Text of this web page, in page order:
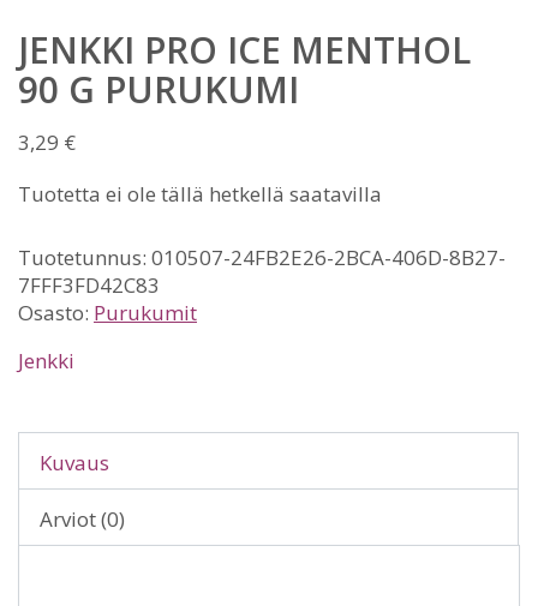
JENKKI PRO ICE MENTHOL
90 G PURUKUMI
3,29 €
Tuotetta ei ole tällä hetkellä saatavilla
Tuotetunnus: 010507-24FB2E26-2BCA-406D-8B27-
7FFF3FD42C83
Osasto: Purukumit
Jenkki
Kuvaus
Arviot (0)